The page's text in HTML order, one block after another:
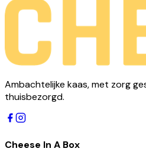
Ambachtelijke kaas, met zorg
thuisbezorgd.
Cheese In A Box